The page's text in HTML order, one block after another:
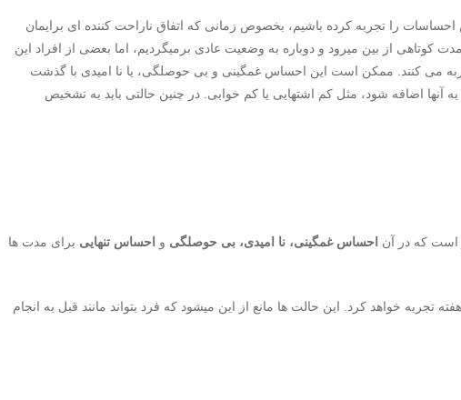
را تجربه کرده باشیم، بخصوص زمانی که اتفاق ناراحت کننده ای برایمان
مدت کوتاهی از بین میرود و دوباره به وضعیت عادی برمیگردیم، اما بعضی از افراد این
می کنند. ممکن است این احساس غمگینی و بی حوصلگی، یا نا امیدی با گذشت
اضافه شود، مثل کم اشتهایی یا کم خوابی. در چنین حالتی باید به تشخیص
که در آن احساس غمگینی، نا امیدی، بی حوصلگی و احساس تنهایی برای مدت ها
تجربه خواهد کرد. این حالت ها مانع از این میشود که فرد بتواند مانند قبل به انجام